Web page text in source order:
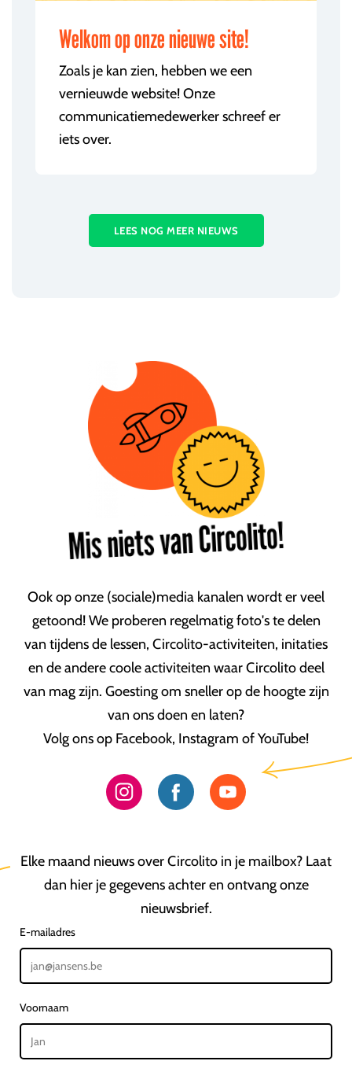
Welkom op onze nieuwe site!
Zoals je kan zien, hebben we een
vernieuwde website! Onze
communicatiemedewerker schreef er
iets over.
LEES NOG MEER NIEUWS
Mis niets van Circolito!
Ook op onze (sociale)media kanalen wordt er veel
getoond! We proberen regelmatig foto's te delen
van tijdens de lessen, Circolito-activiteiten, initaties
en de andere coole activiteiten waar Circolito deel
van mag zijn. Goesting om sneller op de hoogte zijn
van ons doen en laten?
Volg ons op Facebook, Instagram of YouTube!
Elke maand nieuws over Circolito in je mailbox? Laat
dan hier je gegevens achter en ontvang onze
nieuwsbrief.
E-mailadres
Voornaam